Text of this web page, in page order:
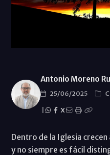
Antonio Moreno
25/06/2025
X
Dentro de la Iglesia crecen
y no siempre es fácil